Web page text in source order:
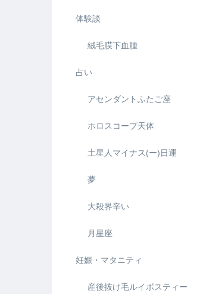
体験談
絨毛膜下血腫
占い
アセンダントふたご座
ホロスコープ天体
土星人マイナス(ー)日運
夢
大殺界辛い
月星座
妊娠・マタニティ
産後抜け毛ルイボスティー